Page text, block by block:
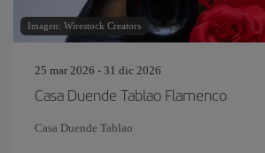
Imagen: Wirestock Creators
25 mar 2026 - 31 dic 2026
Casa Duende Tablao Flamenco
Casa Duende Tablao